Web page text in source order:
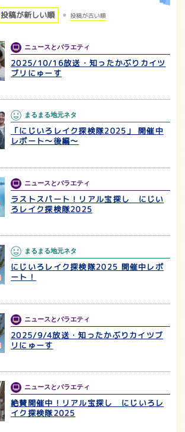
投稿が新しい順 投稿が古い順
ニュースとバラエティ
2025/10/16放送・知ったかぶりカイツ
ブリにゅーす
まるまる地元ネタ
「にじいろレイク探検隊2025」 開催中
レポート～後編～
ニュースとバラエティ
ラストスパート！リアル宝探し にじい
ろレイク探検隊2025
まるまる地元ネタ
にじいろレイク探検隊2025 開催中レポ
ート！
ニュースとバラエティ
2025/9/4放送・知ったかぶりカイツブ
リにゅーす
ニュースとバラエティ
絶賛開催中！リアル宝探し にじいろレ
イク探検隊2025